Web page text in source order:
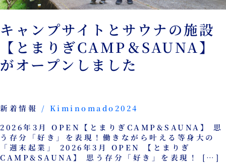
キャンプサイトとサウナの施設
【とまりぎCAMP＆SAUNA】
がオープンしました
新着情報 / Kiminomado2024
2026年3月 OPEN【とまりぎCAMP&SAUNA】 思
う存分「好き」を表現！働きながら叶える等身大の
「週末起業」 2026年3月 OPEN 【とまりぎ
CAMP&SAUNA】 思う存分「好き」を表現！ […]
【と
り
ぎ
CAMP
＆
SAUNA】
プ
ン
し
ま
し
た